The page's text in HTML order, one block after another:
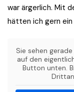
war ärgerlich. Mit
hätten ich gern ein
Sie sehen
auf den
Button unten.